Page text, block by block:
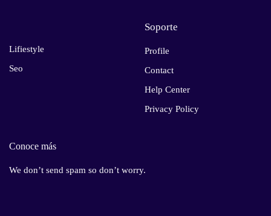
Lifiestyle
Seo
Soporte
Profile
Contact
Help Center
Privacy Policy
Conoce más
We don’t send spam so don’t worry.